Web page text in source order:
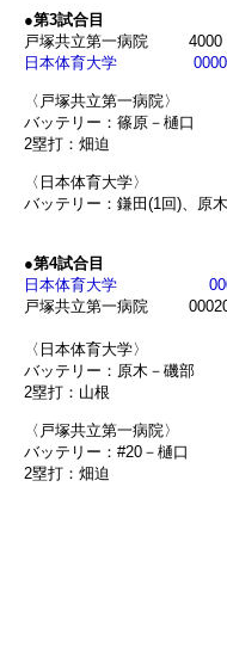
●第3試合目
戸塚共立第一病院
日本体育大学
〈戸塚共立第一病院〉
バッテリー：篠原－樋口
2塁打：畑迫
〈日本体育大学〉
バッテリー：鎌田(1回)、原
●第4試合目
日本体育大学
戸塚共立第一病院
〈日本体育大学〉
バッテリー：原木－磯部
2塁打：山根
〈戸塚共立第一病院〉
バッテリー：#20－樋口
2塁打：畑迫